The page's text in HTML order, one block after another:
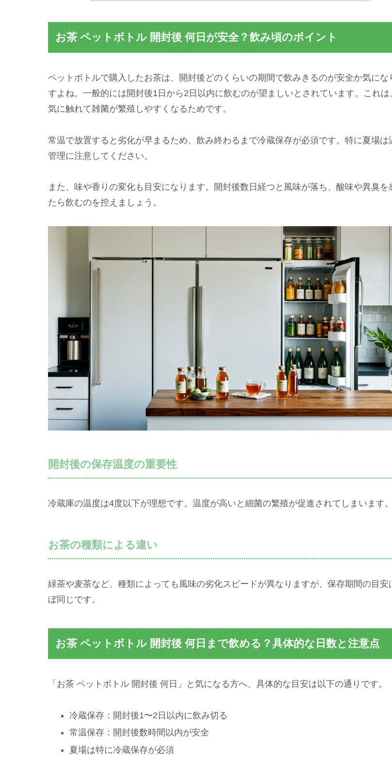
お茶 ペットボトル 開封後 何日が安全？飲み頃のポイント
ペットボトルで購入したお茶は、開封後どのくらいの期間で飲みきるのが安全か気にな
すよね。一般的には開封後1日から2日以内に飲むのが望ましいとされています。これは
気に触れて雑菌が繁殖しやすくなるためです。
常温で放置すると劣化が早まるため、飲み終わるまで冷蔵保存が必須です。特に夏場は
管理に注意してください。
また、味や香りの変化も目安になります。開封後数日経つと風味が落ち、酸味や異臭を
たら飲むのを控えましょう。
開封後の保存温度の重要性
冷蔵庫の温度は4度以下が理想です。温度が高いと細菌の繁殖が促進されてしまいます。
お茶の種類による違い
緑茶や麦茶など、種類によっても風味の劣化スピードが異なりますが、保存期間の目安
ぼ同じです。
お茶 ペットボトル 開封後 何日まで飲める？具体的な日数と注意点
「お茶 ペットボトル 開封後 何日」と気になる方へ、具体的な目安は以下の通りです。
冷蔵保存：開封後1〜2日以内に飲み切る
常温保存：開封後数時間以内が安全
夏場は特に冷蔵保存が必須